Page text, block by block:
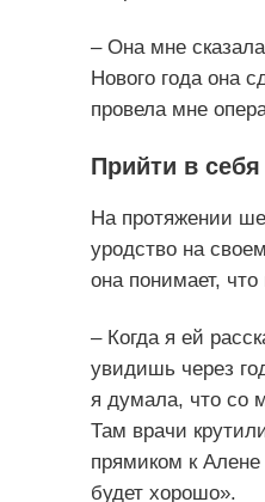
– Она мне
Нового года она
провела мне
Прийти в
На протяжении
уродство на
она понимает,
– Когда я ей
увидишь через
я думала, что со
Там врачи
прямиком к
будет хорошо».